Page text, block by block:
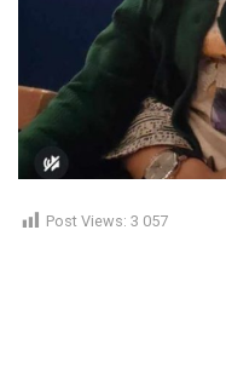
Post Views: 3 057